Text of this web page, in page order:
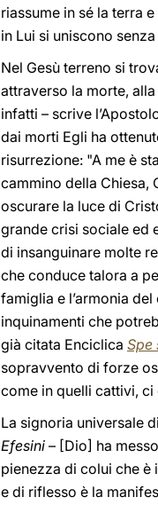
riassume in sé la terra
in Lui si uniscono
Nel Gesù terreno si
attraverso la morte,
infatti – scrive
dai morti Egli ha
risurrezione: "A me è
cammino della Chiesa,
oscurare la luce di
grande crisi sociale ed
di insanguinare molte
che conduce talora a
famiglia e l’armonia
inquinamenti che
già citata Enciclica Spe
sopravvento di forze
come in quelli cattivi,
La signoria universale
Efesini – [Dio] ha
pienezza di colui che
e di riflesso è la